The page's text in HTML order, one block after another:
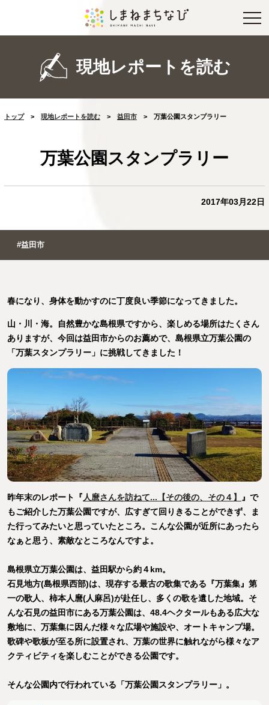
現地レポートを読む
トップ> 現地レポートを読む > 益田市 > 万葉公園スタンプラリー
万葉公園スタンプラリー
2017年03月22日
#益田市
春になり、身体を動かすのに丁度良い季節になってきました。
山・川・海。自然豊かな島根県ですから、楽しめる場所はたくさん
ありますが、今回は益田市からのお薦めで、島根県立万葉公園の
「万葉スタンプラリー」に挑戦してきました！
昨年末のレポート『 人麿さんを訪ねて...【その後の、その４】
』で
もご紹介した万葉公園ですが、広すぎて回りきることができず、ま
た行ってみたいと思っていたところ。こんな公園が近所にあったら
なぁと思う、素敵なところなんですよ。
島根県立万葉公園は、益田駅から約４km。
石見地方(島根県西部)は、現存する最古の歌集である『万葉集』第
一の歌人、柿本人麿(人麻呂)が赴任し、多くの歌を遺した地域。そ
んな石見の益田市にある万葉公園は、48.4ヘクタールもある広大な
敷地に、万葉集に因んだ様々な広場や施設や、オートキャンプ場。
歌碑や歌板が至る所に設置され、万葉の世界に触れながら様々なア
クティビティを楽しむことができる公園です。
そんな公園内で行われている「万葉公園スタンプラリー」。